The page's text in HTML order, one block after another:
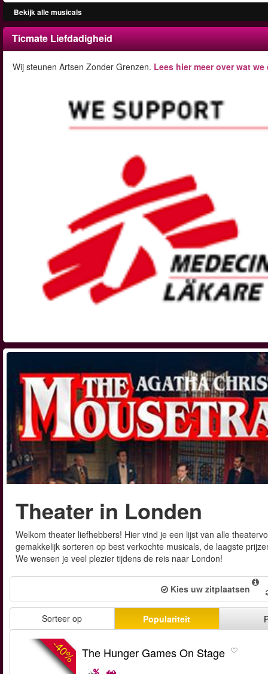
Bekijk alle musicals
Ticmate Liefdadigheid
Wij steunen Artsen Zonder Grenzen. Lees hier meer over wat we
Theater in Londen
Welkom theater liefhebbers! Hier vind je een lijst van alle
gemakkelijk sorteren op best verkochte musicals, de laagste
We wensen je veel plezier tijdens de reis naar London!
Kies uw zitplaatsen
Sorteer op Populariteit
-40% The Hunger Games On Stage